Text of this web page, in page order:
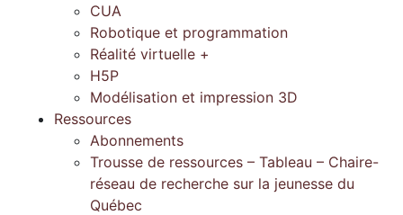
CUA
Robotique et programmation
Réalité virtuelle +
H5P
Modélisation et impression 3D
Ressources
Abonnements
Trousse de ressources – Tableau – Chaire-
réseau de recherche sur la jeunesse du
Québec